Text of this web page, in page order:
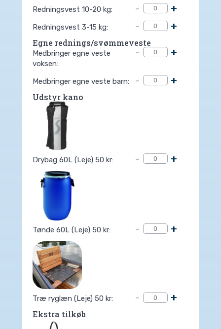
Redningsvest 10-20 kg: - +
Redningsvest 3-15 kg: - +
Egne rednings/svømmeveste
Medbringer egne veste
voksen:
- +
Medbringer egne veste barn: - +
Udstyr kano
Drybag 60L (Leje) 50 kr: - +
Tønde 60L (Leje) 50 kr: - +
Træ ryglæn (Leje) 50 kr: - +
Ekstra tilkøb